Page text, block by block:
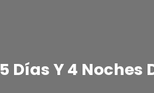
5 Días Y 4